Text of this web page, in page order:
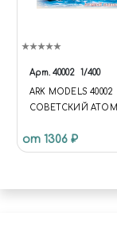
Арт. 40002 1/400
ARK MODELS 40002
СОВЕТСКИЙ
от 1306 ₽